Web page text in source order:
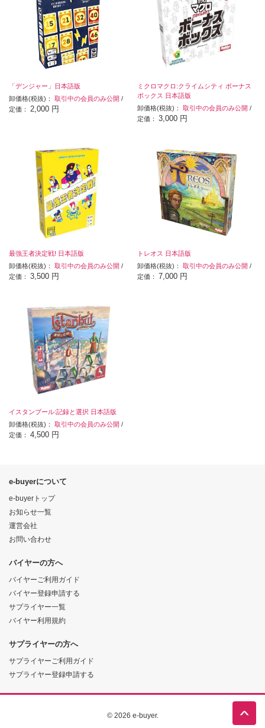
「デンジャー」日本語版
卸価格(税抜)： 取引中の会員のみ公開 /
定価： 2,000 円
ミクロマクロ:クライムシティ ボーナス
ボックス 日本語版
卸価格(税抜)：取引中の会員のみ公開 /
定価：3,000 円
最強王者決定戦! 日本語版
卸価格(税抜)： 取引中の会員のみ公開 /
定価： 3,500 円
トレオス 日本語版
卸価格(税抜)：取引中の会員のみ公開 /
定価： 7,000 円
イスタンブール:記録と選択 日本語版
卸価格(税抜)： 取引中の会員のみ公開 /
定価： 4,500 円
e-buyerについて
e-buyerトップ
お知らせ一覧
運営会社
お問い合わせ
バイヤーの方へ
バイヤーご利用ガイド
バイヤー登録申請する
サプライヤー一覧
バイヤー利用規約
サプライヤーの方へ
サプライヤーご利用ガイド
サプライヤー登録申請する
© 2026 e-buyer.